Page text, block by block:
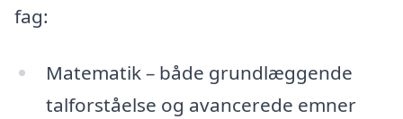
fag:
Matematik – både grundlæggende
talforståelse og avancerede emner